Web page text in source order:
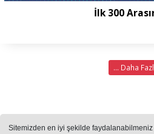
Sitemizden en iyi şekilde faydalanabilmeniz
İlk 300
... Daha